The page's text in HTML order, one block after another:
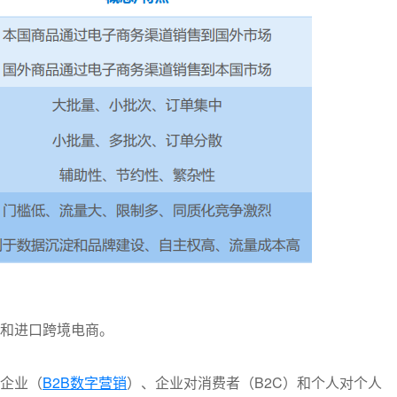
进口跨境电商。
业（B2B数字营销）、企业对消费者（B2C）和个人对个人